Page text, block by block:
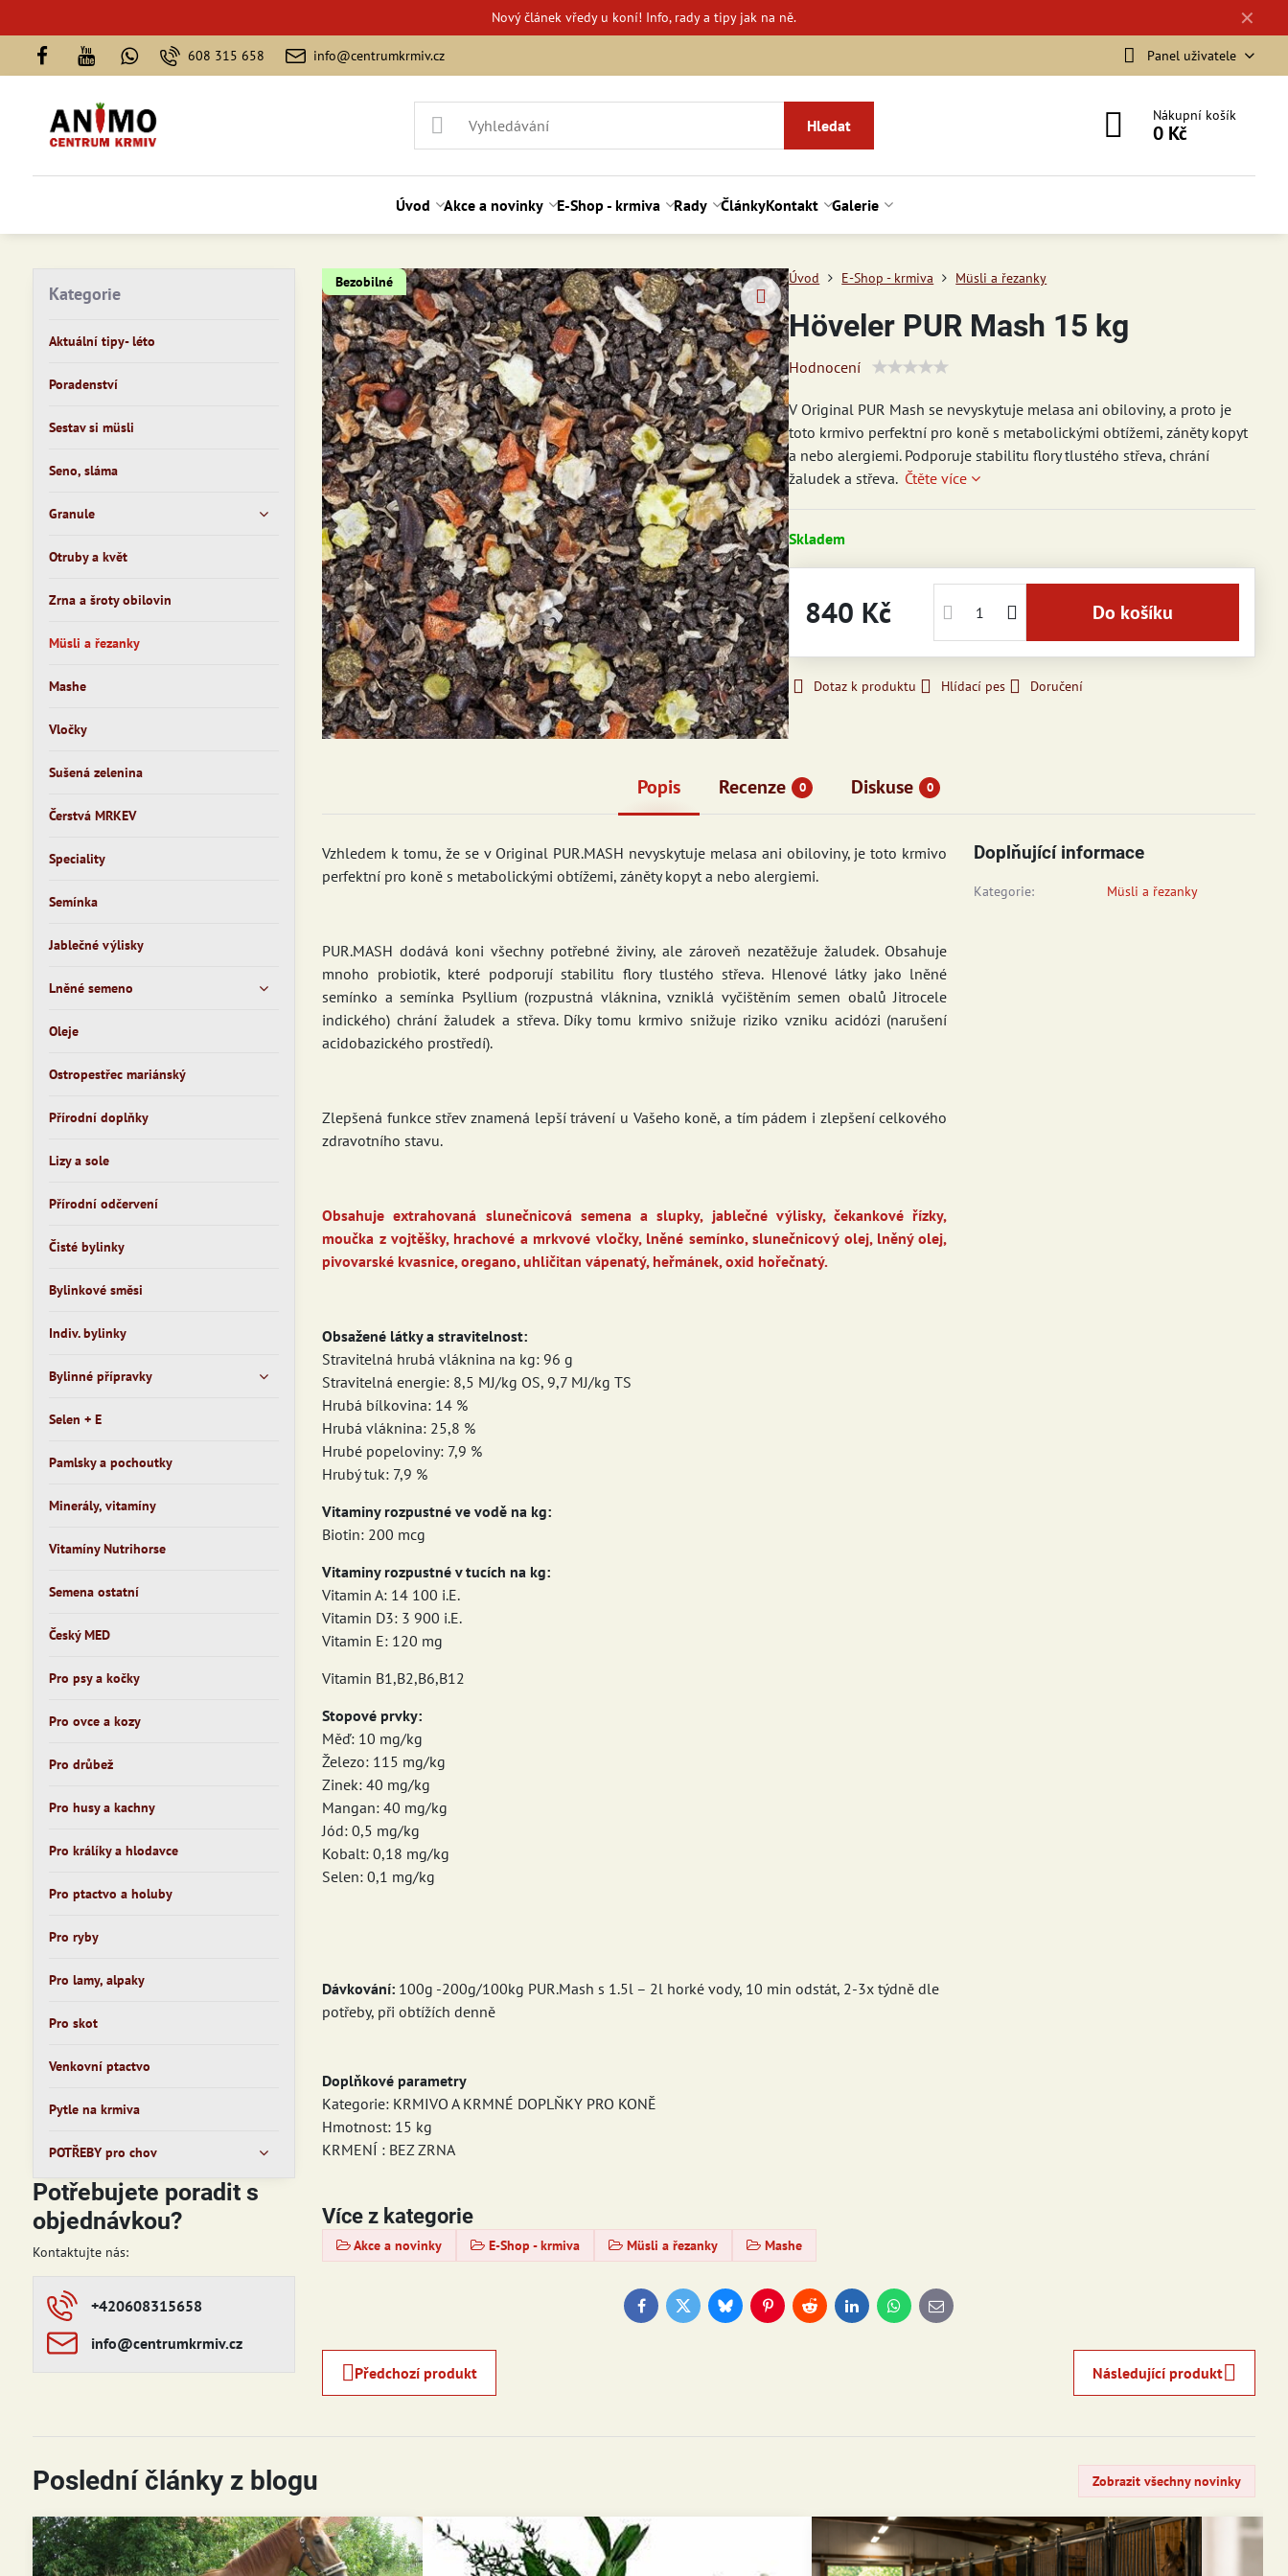
✕
Novýčlánek vředy u koní! Info, rady a tipy jak na ně.
608 315 658 info@centrumkrmiv.cz Panel uživatele
Hledat
Nákupní košík
0 Kč
Úvod Akce a novinky E-Shop - krmiva Rady ČlánkyKontakt Galerie
Bezobilné Úvod E-Shop - krmiva Müsli a řezanky
Höveler PUR Mash 15 kg
Hodnocení
V Original PUR Mash se nevyskytuje melasa ani obiloviny, a proto je
toto krmivo perfektní pro koně s metabolickými obtížemi, záněty kopyt
a nebo alergiemi. Podporuje stabilitu flory tlustého střeva, chrání
žaludek a střeva. Čtěte více
Skladem
840 Kč Do košíku
Dotaz k produktu Hlídací pes Doručení
Popis Recenze 0 Diskuse 0
Vzhledem k tomu, že se v Original PUR.MASH nevyskytuje melasa ani obiloviny, je toto krmivo
perfektní pro koně s metabolickými obtížemi, záněty kopyt a nebo alergiemi.
PUR.MASH dodává koni všechny potřebné živiny, ale zároveň nezatěžuje žaludek. Obsahuje
mnoho probiotik, které podporují stabilitu flory tlustého střeva. Hlenové látky jako lněné
semínko a semínka Psyllium (rozpustná vláknina, vzniklá vyčištěním semen obalů Jitrocele
indického) chrání žaludek a střeva. Díky tomu krmivo snižuje riziko vzniku acidózi (narušení
acidobazického prostředí).
Zlepšená funkce střev znamená lepší trávení u Vašeho koně, a tím pádem i zlepšení celkového
zdravotního stavu.
Obsahuje extrahovaná slunečnicová semena a slupky, jablečné výlisky, čekankové řízky,
moučka z vojtěšky, hrachové a mrkvové vločky, lněné semínko, slunečnicový olej, lněný olej,
pivovarské kvasnice, oregano, uhličitan vápenatý, heřmánek, oxid hořečnatý.
Obsažené látky a stravitelnost:
Stravitelná hrubá vláknina na kg: 96 g
Stravitelná energie: 8,5 MJ/kg OS, 9,7 MJ/kg TS
Hrubá bílkovina: 14 %
Hrubá vláknina: 25,8 %
Hrubé popeloviny: 7,9 %
Hrubý tuk: 7,9 %
Vitaminy rozpustné ve vodě na kg:
Biotin: 200 mcg
Vitaminy rozpustné v tucích na kg:
Vitamin A: 14 100 i.E.
Vitamin D3: 3 900 i.E.
Vitamin E: 120 mg
Vitamin B1,B2,B6,B12
Stopové prvky:
Měď: 10 mg/kg
Železo: 115 mg/kg
Zinek: 40 mg/kg
Mangan: 40 mg/kg
Jód: 0,5 mg/kg
Kobalt: 0,18 mg/kg
Selen: 0,1 mg/kg
Dávkování: 100g -200g/100kg PUR.Mash s 1.5l – 2l horké vody, 10 min odstát, 2-3x týdně dle
potřeby, při obtížích denně
Doplňkové parametry
Kategorie: KRMIVO A KRMNÉ DOPLŇKY PRO KONĚ
Hmotnost: 15 kg
KRMENÍ : BEZ ZRNA
Více z kategorie
Akce a novinky E-Shop - krmiva Müsli a řezanky Mashe
Doplňující informace
Kategorie: Müsli a řezanky
FacebookTwitterBlueskyPinterestRedditLinkedInWhatsApp
E-
mail
Předchozí produkt Následující produkt
Kategorie
Aktuální tipy- léto
Poradenství
Sestav si müsli
Seno, sláma
Granule
Otruby a květ
Zrna a šroty obilovin
Müsli a řezanky
Mashe
Vločky
Sušená zelenina
Čerstvá MRKEV
Speciality
Semínka
Jablečné výlisky
Lněné semeno
Oleje
Ostropestřec mariánský
Přírodní doplňky
Lizy a sole
Přírodní odčervení
Čisté bylinky
Bylinkové směsi
Indiv. bylinky
Bylinné přípravky
Selen + E
Pamlsky a pochoutky
Minerály, vitamíny
Vitamíny Nutrihorse
Semena ostatní
Český MED
Pro psy a kočky
Pro ovce a kozy
Pro drůbež
Pro husy a kachny
Pro králíky a hlodavce
Pro ptactvo a holuby
Pro ryby
Pro lamy, alpaky
Pro skot
Venkovní ptactvo
Pytle na krmiva
POTŘEBY pro chov
Potřebujete poradit s
objednávkou?
Kontaktujte nás:
+420608315658
info​​@centrumkrmiv​​.cz
Poslední články z blogu Zobrazit všechny novinky